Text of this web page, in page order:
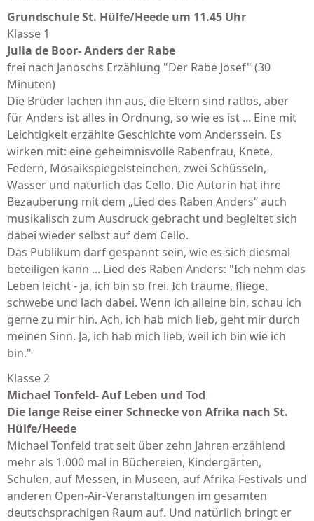
Grundschule St. Hülfe/Heede um 11.45 Uhr
Klasse 1
Julia de Boor- Anders der Rabe
frei nach Janoschs Erzählung "Der Rabe Josef" (30
Minuten)
Die Brüder lachen ihn aus, die Eltern sind ratlos, aber
für Anders ist alles in Ordnung, so wie es ist ... Eine mit
Leichtigkeit erzählte Geschichte vom Anderssein. Es
wirken mit: eine geheimnisvolle Rabenfrau, Knete,
Federn, Mosaikspiegelsteinchen, zwei Schüsseln,
Wasser und natürlich das Cello. Die Autorin hat ihre
Bezauberung mit dem „Lied des Raben Anders“ auch
musikalisch zum Ausdruck gebracht und begleitet sich
dabei wieder selbst auf dem Cello.
Das Publikum darf gespannt sein, wie es sich diesmal
beteiligen kann ... Lied des Raben Anders: "Ich nehm das
Leben leicht - ja, ich bin so frei. Ich träume, fliege,
schwebe und lach dabei. Wenn ich alleine bin, schau ich
gerne zu mir hin. Ach, ich hab mich lieb, geht mir durch
meinen Sinn. Ja, ich hab mich lieb, weil ich bin wie ich
bin."
Klasse 2
Michael Tonfeld- Auf Leben und Tod
Die lange Reise einer Schnecke von Afrika nach St.
Hülfe/Heede
Michael Tonfeld trat seit über zehn Jahren erzählend
mehr als 1.000 mal in Büchereien, Kindergärten,
Schulen, auf Messen, in Museen, auf Afrika-Festivals und
anderen Open-Air-Veranstaltungen im gesamten
deutschsprachigen Raum auf. Und natürlich bringt er